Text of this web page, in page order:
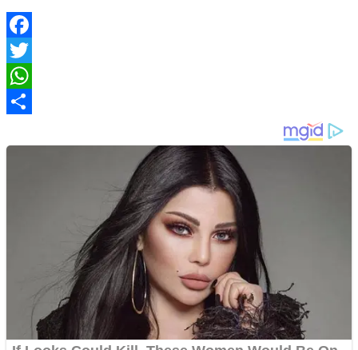
Facebook
Twitter
WhatsApp